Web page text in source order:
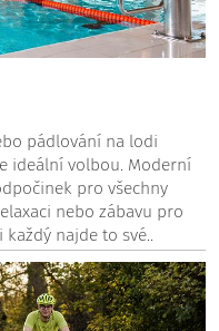
pádlování na lodi
ideální volbou. Moderní
pro všechny
nebo zábavu pro
najde to své..